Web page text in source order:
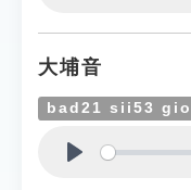
大埔音
bad21 sii53